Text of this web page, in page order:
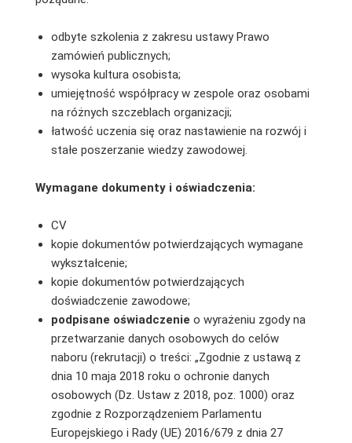
odbyte szkolenia z zakresu ustawy Prawo
zamówień publicznych;
wysoka kultura osobista;
umiejętność współpracy w zespole oraz osobami
na różnych szczeblach organizacji;
łatwość uczenia się oraz nastawienie na rozwój i
stałe poszerzanie wiedzy zawodowej.
Wymagane dokumenty i oświadczenia:
CV
kopie dokumentów potwierdzających wymagane
wykształcenie;
kopie dokumentów potwierdzających
doświadczenie zawodowe;
podpisane oświadczenie o wyrażeniu zgody na
przetwarzanie danych osobowych do celów
naboru (rekrutacji) o treści: „Zgodnie z ustawą z
dnia 10 maja 2018 roku o ochronie danych
osobowych (Dz. Ustaw z 2018, poz. 1000) oraz
zgodnie z Rozporządzeniem Parlamentu
Europejskiego i Rady (UE) 2016/679 z dnia 27